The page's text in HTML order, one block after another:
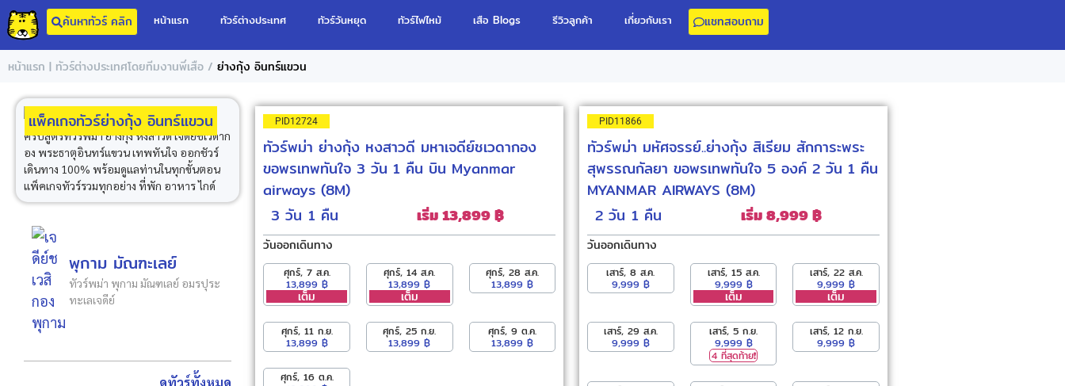
ค้นหาทัวร์ คลิก หน้าแรก ทัวร์ต่างประเทศ ทัวร์วันหยุด ทัวร์ไฟไหม้ เสือ Blogs รีวิวลูกค้า เกี่ยวกับเรา แชทสอบถาม
หน้าแรก | ทัวร์ต่างประเทศโดยทีมงานพี่เสือ / ย่างกุ้ง อินทร์แขวน
แพ็คเกจทัวร์ย่างกุ้ง อินทร์แขวน
ครบสูตรทัวร์พม่า ย่างกุ้ง หงสาวดี เจดีย์ชเวดาก
อง พระธาตุอินทร์แขวน เทพทันใจ ออกชัวร์
เดินทาง 100% พร้อมดูแลท่านในทุกขั้นตอน
แพ็คเกจทัวร์รวมทุกอย่าง ที่พัก อาหาร ไกด์
พุกาม มัณฑะเลย์
ทัวร์พม่า พุกาม มัณฑเลย์ อมรปุระ
ทะเลเจดีย์
PID12724
ทัวร์พม่า ย่างกุ้ง หงสาวดี มหาเจดีย์ชเวดากอง
ขอพรเทพทันใจ 3 วัน 1 คืน บิน Myanmar
airways (8M)
3 วัน 1 คืน เริ่ม 13,899 ฿
วันออกเดินทาง
ศุกร์, 7 ส.ค.
13,899 ฿
เต็ม
ศุกร์, 14 ส.ค.
13,899 ฿
เต็ม
ศุกร์, 28 ส.ค.
13,899 ฿
ศุกร์, 11 ก.ย.
13,899 ฿
ศุกร์, 25 ก.ย.
13,899 ฿
ศุกร์, 9 ต.ค.
13,899 ฿
ศุกร์, 16 ต.ค.
PID11866
ทัวร์พม่า มหัศจรรย์..ย่างกุ้ง สิเรียม สักการะพระ
สุพรรณกัลยา ขอพรเทพทันใจ 5 องค์ 2 วัน 1 คืน
MYANMAR AIRWAYS (8M)
2 วัน 1 คืน เริ่ม 8,999 ฿
วันออกเดินทาง
เสาร์, 8 ส.ค.
9,999 ฿
เสาร์, 15 ส.ค.
9,999 ฿
เต็ม
เสาร์, 22 ส.ค.
9,999 ฿
เต็ม
เสาร์, 29 ส.ค.
9,999 ฿
เสาร์, 5 ก.ย.
9,999 ฿
4 ที่สุดท้าย❗️
เสาร์, 12 ก.ย.
9,999 ฿